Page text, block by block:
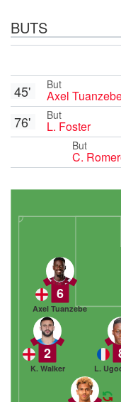
BUTS
But
Axel
45'
But
L. Foster
76'
But
C.
6
Axel Tuanzebe
L.
2
K. Walker